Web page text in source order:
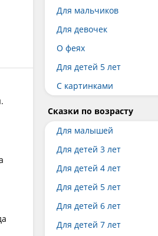
Для мальчиков
Для девочек
О феях
Для детей 5 лет
С картинками
Сказки по возрасту
Для малышей
Для детей 3 лет
Для детей 4 лет
Для детей 5 лет
Для детей 6 лет
Для детей 7 лет